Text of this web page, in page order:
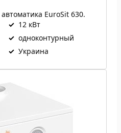
EuroSit 630.
✓ 12 кВт
✓ одноконтурный
✓ Украина